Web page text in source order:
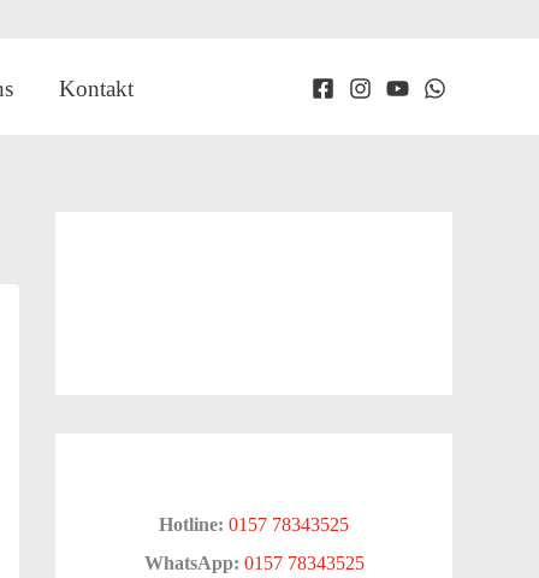
Kontakt
Hotline: 0157 78343525
WhatsApp: 0157 78343525